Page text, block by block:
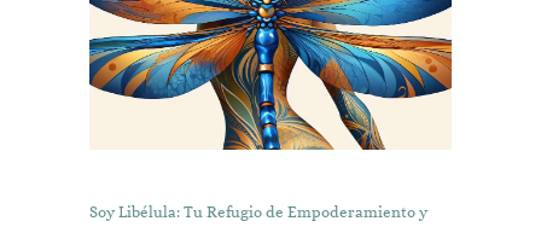
Soy Libélula: Tu Refugio de Empoderamiento y